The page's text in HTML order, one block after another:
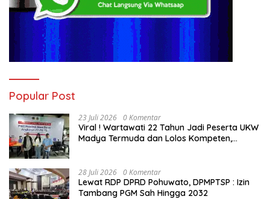
Popular Post
23 Juli 2026 0 Komentar
Viral ! Wartawati 22 Tahun Jadi Peserta UKW
Madya Termuda dan Lolos Kompeten,
28 Juli 2026 0 Komentar
Lewat RDP DPRD Pohuwato, DPMPTSP : Izin
Tambang PGM Sah Hingga 2032